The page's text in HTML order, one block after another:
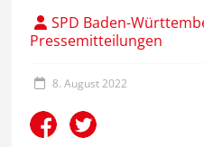
SPD Baden-
Pressemitteilungen
8. August 2022